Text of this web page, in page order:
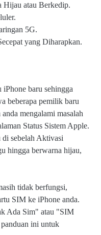
Hijau atau Berkedip.
5G.
yang Diharapkan.
baru sehingga
beberapa pemilik baru
mengalami masalah
Status Sistem Apple.
sebelah Aktivasi
hingga berwarna hijau,
tidak berfungsi,
SIM ke iPhone anda.
Ada Sim" atau "SIM
ini untuk